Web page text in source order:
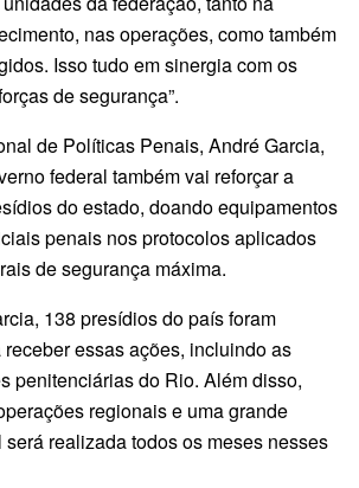
nas operações, como também
Isso tudo em sinergia com os
de segurança”.
de Políticas Penais, André Garcia,
federal também vai reforçar a
do estado, doando equipamentos
penais nos protocolos aplicados
de segurança máxima.
138 presídios do país foram
essas ações, incluindo as
penitenciárias do Rio. Além disso,
regionais e uma grande
realizada todos os meses nesses